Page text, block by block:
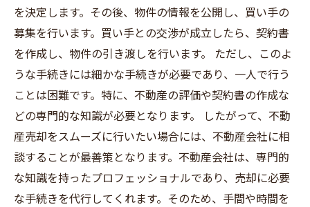
を決定します。その後、物件の情報を公開し、買い手の
募集を行います。買い手との交渉が成立したら、契約書
を作成し、物件の引き渡しを行います。 ただし、このよ
うな手続きには細かな手続きが必要であり、一人で行う
ことは困難です。特に、不動産の評価や契約書の作成な
どの専門的な知識が必要となります。 したがって、不動
産売却をスムーズに行いたい場合には、不動産会社に相
談することが最善策となります。不動産会社は、専門的
な知識を持ったプロフェッショナルであり、売却に必要
な手続きを代行してくれます。そのため、手間や時間を